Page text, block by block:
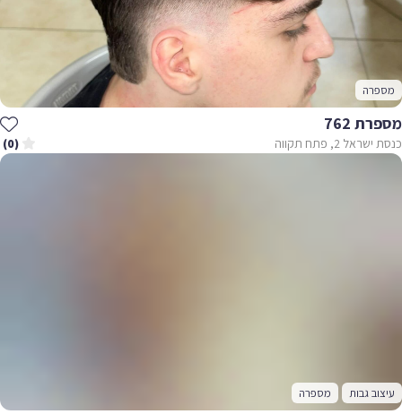
מספרה
מספרת 762
כנסת ישראל 2, פתח תקווה (0)
עיצוב גבות מספרה